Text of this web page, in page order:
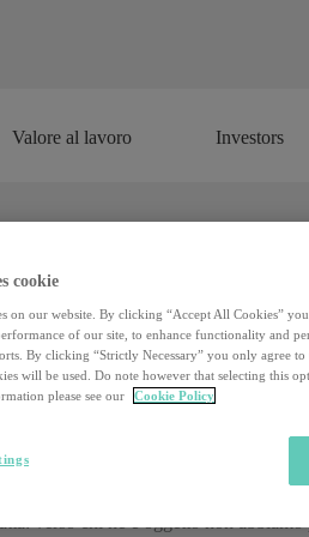
Valore al lavoro Investors
volte,
volutamente una forma di
sistema penale». A parlare così è
direttivo di
,
un’identità diversa »,
così e un grande problema di chi
verso chi ne è oggetto non
cookie
on our website. By clicking “Accept All Cookies”
of our site, to enhance functionality and
By clicking “Strictly Necessary” you only agree
will be used. Do note however that selecting this
please see our
Cookie Policy